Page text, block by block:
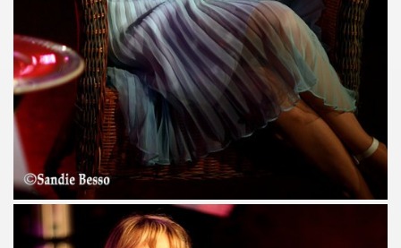
13 octobre 2022 a l'Olympia (Paris) + l'album "TEATRO
11 novembre 2022 a Paris pour l enregistrement de
le 21 mai 2022 au Zenith (Paris) : compte rendu
au 11 juin 2022 a Paris.
au 4 avril 2022 a Paris pour l enregistrement de deux
l album "SUPER LUNE", le 11 decembre 2021 a l
jouent JOHNNY HALLYDAY, le 5 decembre 2021, au